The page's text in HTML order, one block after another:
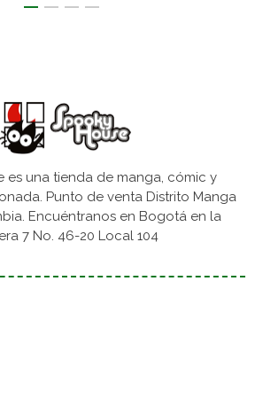
es una tienda de manga, cómic y
Punto de venta Distrito Manga
Encuéntranos en Bogotá en la
7 No. 46-20 Local 104